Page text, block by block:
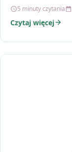
5 minuty czytania
Czytaj więcej